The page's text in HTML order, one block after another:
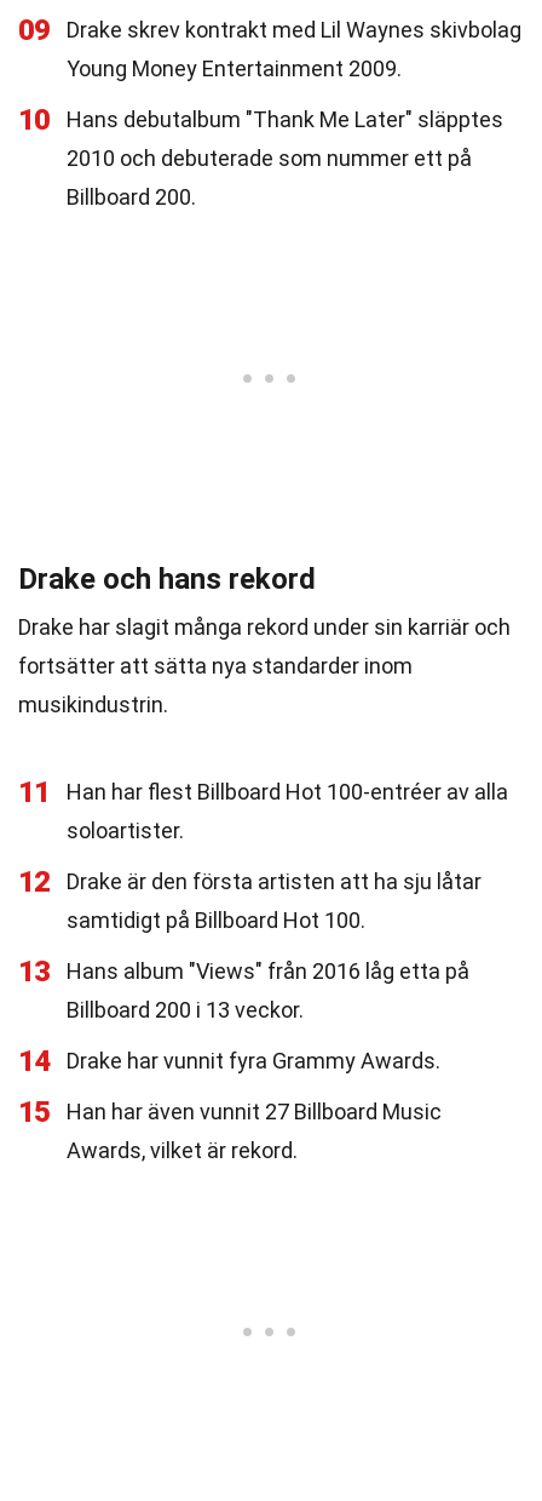
09
Drake skrev kontrakt med Lil Waynes skivbolag
Young Money Entertainment 2009.
10
Hans debutalbum "Thank Me Later" släpptes
2010 och debuterade som nummer ett på
Billboard 200.
Drake och hans rekord
Drake har slagit många rekord under sin karriär och
fortsätter att sätta nya standarder inom
musikindustrin.
11
Han har flest Billboard Hot 100-entréer av alla
soloartister.
12
Drake är den första artisten att ha sju låtar
samtidigt på Billboard Hot 100.
13
Hans album "Views" från 2016 låg etta på
Billboard 200 i 13 veckor.
14 Drake har vunnit fyra Grammy Awards.
15
Han har även vunnit 27 Billboard Music
Awards, vilket är rekord.